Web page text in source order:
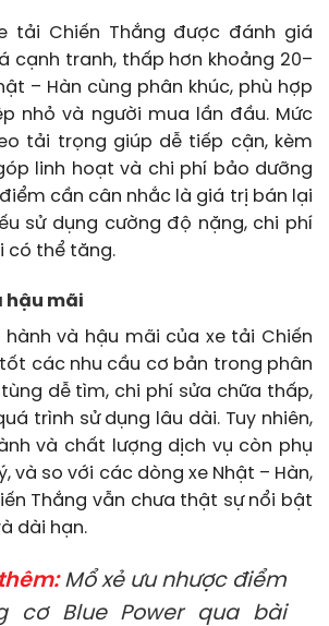
tải Chiến Thắng được đánh giá
cạnh tranh, thấp hơn khoảng 20–
– Hàn cùng phân khúc, phù hợp
nhỏ và người mua lần đầu. Mức
tải trọng giúp dễ tiếp cận, kèm
linh hoạt và chi phí bảo dưỡng
cần cân nhắc là giá trị bán lại
sử dụng cường độ nặng, chi phí
có thể tăng.
hậu mãi
hành và hậu mãi của xe tải Chiến
các nhu cầu cơ bản trong phân
tùng dễ tìm, chi phí sửa chữa thấp,
trình sử dụng lâu dài. Tuy nhiên,
và chất lượng dịch vụ còn phụ
và so với các dòng xe Nhật – Hàn,
Thắng vẫn chưa thật sự nổi bật
dài hạn.
Mổ xẻ ưu nhược điểm
cơ Blue Power qua bài